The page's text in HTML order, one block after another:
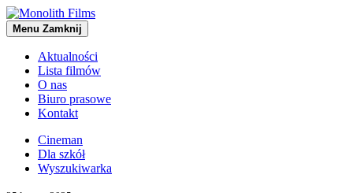
Menu Zamknij
Aktualności
Lista filmów
O nas
Biuro prasowe
Kontakt
Cineman
Dla szkół
Wyszukiwarka